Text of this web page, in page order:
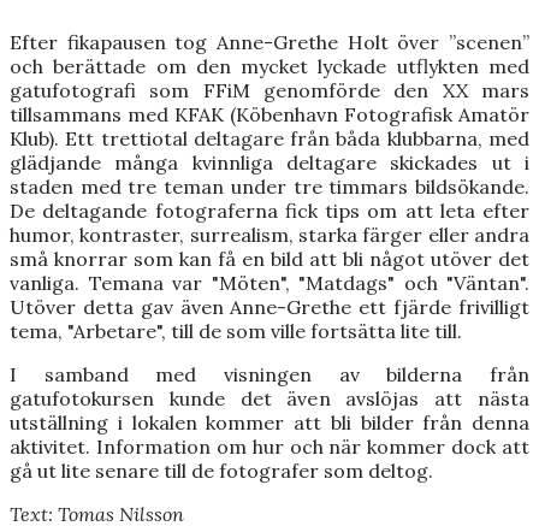
Efter fikapausen tog Anne-Grethe Holt över ”scenen”
och berättade om den mycket lyckade utflykten med
gatufotografi som FFiM genomförde den XX mars
tillsammans med KFAK (Köbenhavn Fotografisk Amatör
Klub). Ett trettiotal deltagare från båda klubbarna, med
glädjande många kvinnliga deltagare skickades ut i
staden med tre teman under tre timmars bildsökande.
De deltagande fotograferna fick tips om att leta efter
humor, kontraster, surrealism, starka färger eller andra
små knorrar som kan få en bild att bli något utöver det
vanliga. Temana var "Möten", "Matdags" och "Väntan".
Utöver detta gav även Anne-Grethe ett fjärde frivilligt
tema, "Arbetare", till de som ville fortsätta lite till.
I samband med visningen av bilderna från
gatufotokursen kunde det även avslöjas att nästa
utställning i lokalen kommer att bli bilder från denna
aktivitet. Information om hur och när kommer dock att
gå ut lite senare till de fotografer som deltog.
Text: Tomas Nilsson